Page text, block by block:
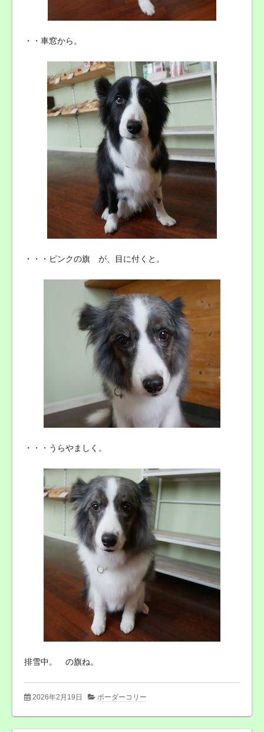
・・車窓から。
・・・ピンクの旗 が、目に付くと。
・・・うらやましく。
排雪中。 の旗ね。
2026年2月19日 ボーダーコリー